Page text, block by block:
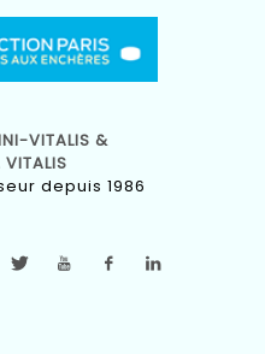
VITALIS &
VITALIS
depuis 1986